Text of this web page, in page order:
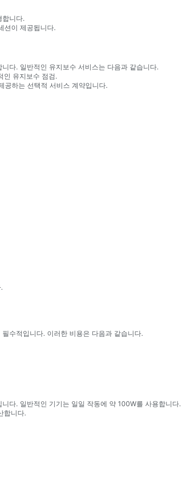
니다.
션이 제공됩니다.
다. 일반적인 유지보수 서비스는 다음과 같습니다.
인 유지보수 점검.
하는 선택적 서비스 계약입니다.
수적입니다. 이러한 비용은 다음과 같습니다.
다. 일반적인 기기는 일일 작동에 약 100W를 사용합니다.
합니다.